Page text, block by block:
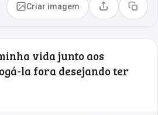
Criar imagem Compartilhar
Copiar
vida junto aos
la fora desejando ter